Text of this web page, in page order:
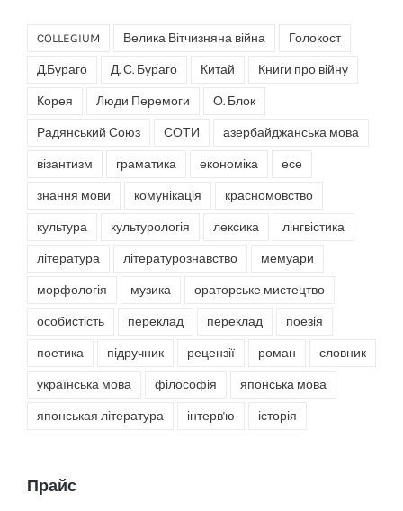
COLLEGIUM Велика Вітчизняна війна Голокост
Д.Бураго Д. С. Бураго Китай Книги про війну
Корея Люди Перемоги О. Блок
Радянський Союз СОТИ азербайджанська мова
візантизм граматика економіка есе
знання мови комунікація красномовство
культура культурологія лексика лінгвістика
література літературознавство мемуари
морфологія музика ораторське мистецтво
особистість переклад переклад поезія
поетика підручник рецензії роман словник
українська мова філософія японська мова
японськая література інтерв'ю історія
Прайс